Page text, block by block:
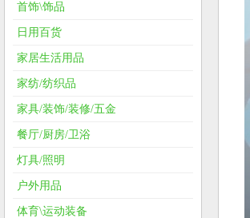
首饰\饰品
日用百货
家居生活用品
家纺/纺织品
家具/装饰/装修/五金
餐厅/厨房/卫浴
灯具/照明
户外用品
体育\运动装备